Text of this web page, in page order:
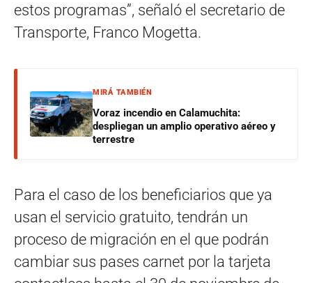
estos programas”, señaló el secretario de
Transporte, Franco Mogetta.
MIRÁ TAMBIÉN
Voraz incendio en Calamuchita:
despliegan un amplio operativo aéreo y
terrestre
Para el caso de los beneficiarios que ya
usan el servicio gratuito, tendrán un
proceso de migración en el que podrán
cambiar sus pases carnet por la tarjeta